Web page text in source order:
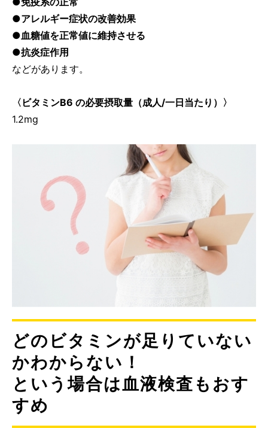
●アレルギー症状の改善効果
●血糖値を正常値に維持させる
●抗炎症作用
などがあります。
〈ビタミンB6 の必要摂取量（成人/一日当たり）〉
1.2mg
どのビタミンが足りていない
かわからない！
という場合は血液検査もおす
すめ